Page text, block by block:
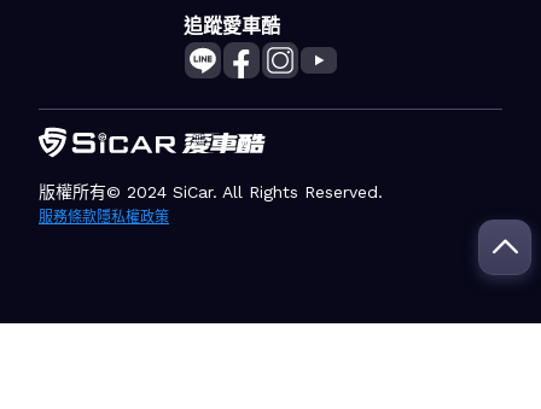
追蹤愛車酷
版權所有© 2024 SiCar. All Rights Reserved.
服務條款隱私權政策